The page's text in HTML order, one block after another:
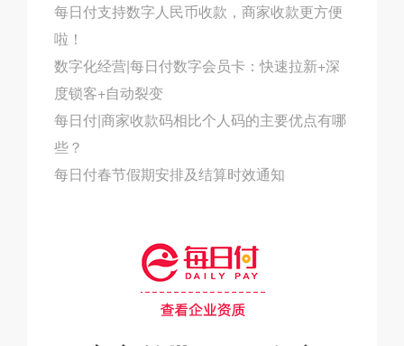
每日付支持数字人民币收款，商家收款更方便
啦！
数字化经营|每日付数字会员卡：快速拉新+深
度锁客+自动裂变
每日付|商家收款码相比个人码的主要优点有哪
些？
每日付春节假期安排及结算时效通知